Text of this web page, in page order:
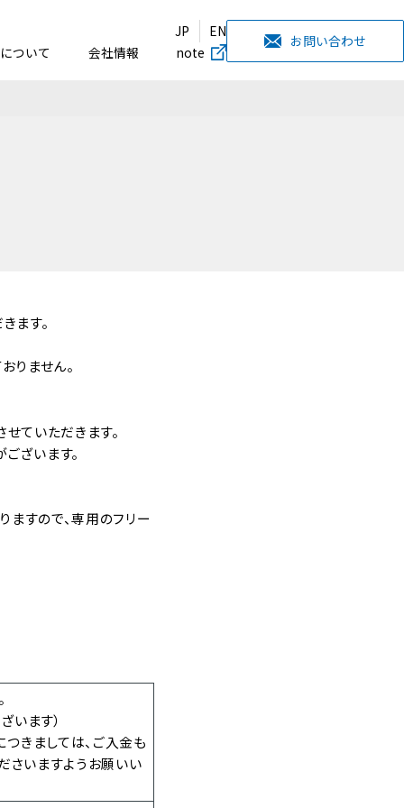
JP
EN
ついて 会社情報 note
お問い合わせ
ます。
りません。
ていただきます。
ざいます。
すので、専用のフリー
います）
きましては、ご入金も
さいますようお願いい